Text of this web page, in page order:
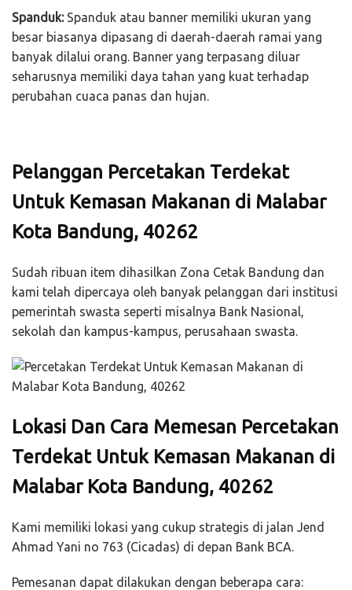
Spanduk:Spanduk atau banner memiliki ukuran yang
besar biasanya dipasang di daerah-daerah ramai yang
banyak dilalui orang. Banner yang terpasang diluar
seharusnya memiliki daya tahan yang kuat terhadap
perubahan cuaca panas dan hujan.
Pelanggan Percetakan Terdekat
Untuk Kemasan Makanan di Malabar
Kota Bandung, 40262
Sudah ribuan item dihasilkan Zona Cetak Bandung dan
kami telah dipercaya oleh banyak pelanggan dari institusi
pemerintah swasta seperti misalnya Bank Nasional,
sekolah dan kampus-kampus, perusahaan swasta.
Lokasi Dan Cara Memesan Percetakan
Terdekat Untuk Kemasan Makanan di
Malabar Kota Bandung, 40262
Kami memiliki lokasi yang cukup strategis di jalan Jend
Ahmad Yani no 763 (Cicadas) di depan Bank BCA.
Pemesanan dapat dilakukan dengan beberapa cara: